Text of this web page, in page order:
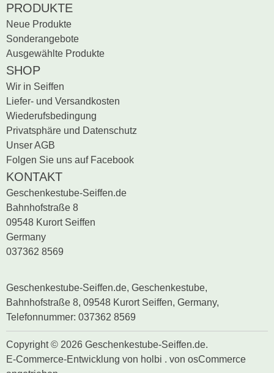
PRODUKTE
Neue Produkte
Sonderangebote
Ausgewählte Produkte
SHOP
Wir in Seiffen
Liefer- und Versandkosten
Wiederufsbedingung
Privatsphäre und Datenschutz
Unser AGB
Folgen Sie uns auf Facebook
KONTAKT
Geschenkestube-Seiffen.de
Bahnhofstraße 8
09548 Kurort Seiffen
Germany
037362 8569
Copyright © 2026 Geschenkestube-Seiffen.de.
E-Commerce-Entwicklung von holbi . von osCommerce
Geschenkestube-Seiffen.de, Geschenkestube,
Bahnhofstraße 8, 09548 Kurort Seiffen, Germany,
Telefonnummer: 037362 8569